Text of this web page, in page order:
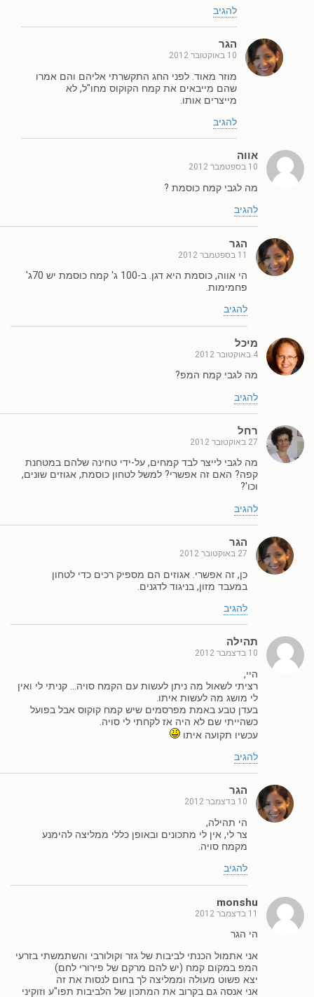
להגיב
הגר
10 באוקטובר 2012
מוזר מאוד. לפני החג התקשרתי אליהם והם אמרו
שהם מייבאים את קמח הקוקוס מחו"ל, לא
מייצרים אותו.
להגיב
אווה
10 בספטמבר 2012
מה לגבי קמח כוסמת ?
להגיב
הגר
11 בספטמבר 2012
הי אווה, כוסמת היא דגן. ב-100 ג' קמח כוסמת יש 70ג'
פחמימות.
להגיב
מיכל
4 באוקטובר 2012
מה לגבי קמח המפ?
להגיב
רחל
27 באוקטובר 2012
מה לגבי לייצר לבד קמחים, על-ידי טחינה שלהם במטחנת
קפה? האם זה אפשרי? למשל לטחון כוסמת, אגוזים שונים,
וכו'?
להגיב
הגר
27 באוקטובר 2012
כן, זה אפשרי. אגוזים הם מספיק רכים כדי לטחון
במעבד מזון, בניגוד לדגנים.
להגיב
תהילה
10 בדצמבר 2012
היי,
רציתי לשאול מה ניתן לעשות עם הקמח סויה… קניתי לי ואין
לי מושג מה לעשות איתו.
בעדן טבע באמת מפרסמים שיש קמח קוקוס אבל בפועל
כשהייתי שם לא היה אז לקחתי לי סויה.
עכשיו תקועה איתו
להגיב
הגר
10 בדצמבר 2012
הי תהילה,
צר לי, אין לי מתכונים ובאופן כללי ממליצה להימנע
מקמח סויה.
להגיב
monshu
11 בדצמבר 2012
הי הגר
אני אתמול הכנתי לביבות של גזר וקולורבי והשתמשתי בזרעי
המפ במקום קמח (יש להם מרקם של פירורי לחם)
יצא פשוט מעולה וממליצה לך בחום לנסות את זה
אני אנסה גם בקרוב את המתכון של הלביבות תפו"ע וזוקיני